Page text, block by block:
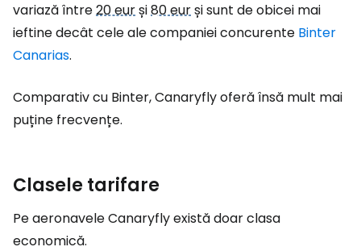
variază între20 eurși80 eurși sunt de obicei mai
ieftine decât cele ale companiei concurente Binter
Canarias.
Comparativ cu Binter, Canaryfly oferă însă mult mai
puține frecvențe.
Clasele tarifare
Pe aeronavele Canaryfly există doar clasa
economică.